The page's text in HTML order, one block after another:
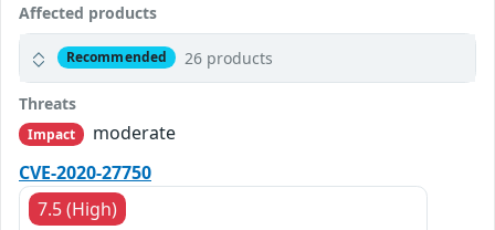
Affected products
Recommended 26 products
Threats
Impact
moderate
CVE-2020-27750
7.5 (High)